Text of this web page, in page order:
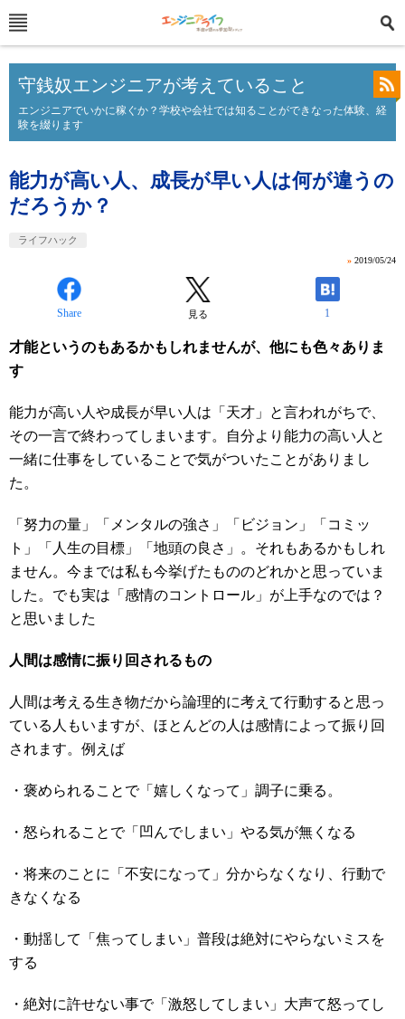
守銭奴エンジニアが考えていること
エンジニアでいかに稼ぐか？学校や会社では知ることができなった体験、経
験を綴ります
能力が高い人、成長が早い人は何が違うの
だろうか？
ライフハック
» 2019/05/24
Share 見る 1
才能というのもあるかもしれませんが、他にも色々ありま
す
能力が高い人や成長が早い人は「天才」と言われがちで、
その一言で終わってしまいます。自分より能力の高い人と
一緒に仕事をしていることで気がついたことがありまし
た。
「努力の量」「メンタルの強さ」「ビジョン」「コミッ
ト」「人生の目標」「地頭の良さ」。それもあるかもしれ
ません。今までは私も今挙げたもののどれかと思っていま
した。でも実は「感情のコントロール」が上手なのでは？
と思いました
人間は感情に振り回されるもの
人間は考える生き物だから論理的に考えて行動すると思っ
ている人もいますが、ほとんどの人は感情によって振り回
されます。例えば
・褒められることで「嬉しくなって」調子に乗る。
・怒られることで「凹んでしまい」やる気が無くなる
・将来のことに「不安になって」分からなくなり、行動で
きなくなる
・動揺して「焦ってしまい」普段は絶対にやらないミスを
する
・絶対に許せない事で「激怒してしまい」大声て怒ってし